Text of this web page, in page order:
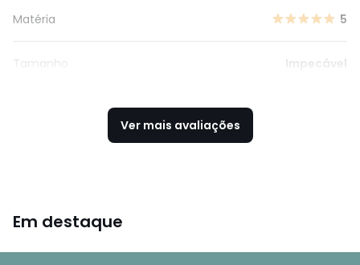
Matéria 5
Tamanho Impecável
Ver mais avaliações
Em destaque